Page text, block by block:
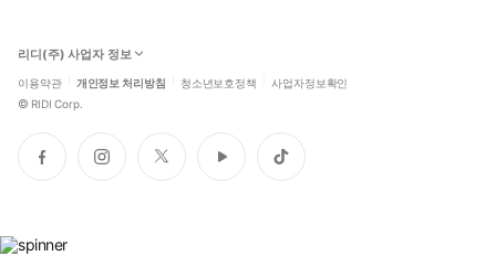
리디(주) 사업자 정보
이용약관 개인정보 처리방침 청소년보호정책 사업자정보확인
© RIDI Corp.
페
이
인
스
트
위
유
튜
틱
톡